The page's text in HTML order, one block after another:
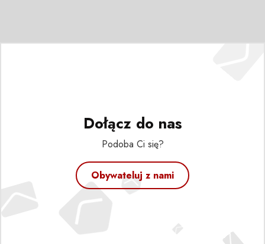
Dołącz do nas
Podoba Ci się?
Obywateluj z nami